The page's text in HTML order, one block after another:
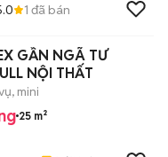
1 đã bán
GẦN NGÃ TƯ
NỘI THẤT
mini
25 m²